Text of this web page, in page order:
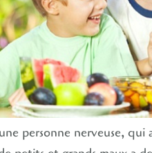
personne nerveuse,